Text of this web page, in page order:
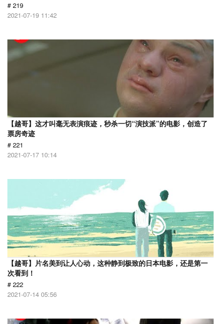
# 219
2021-07-19 11:42
【越哥】这才叫毫无表演痕迹，秒杀一切“演技派”的电影，创造了
票房奇迹
# 221
2021-07-17 10:14
【越哥】片名美到让人心动，这种静到极致的日本电影，还是第一
次看到！
# 222
2021-07-14 05:56